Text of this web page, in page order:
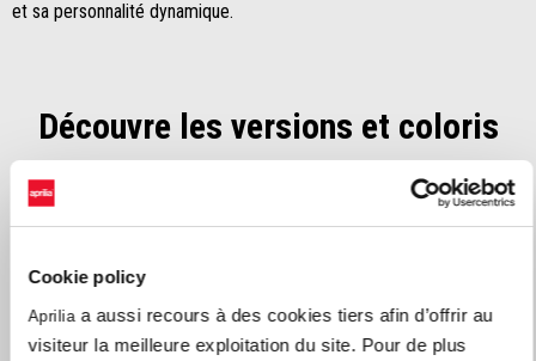
Cookie policy
Aprilia a aussi recours à des cookies tiers afin d’offrir au
visiteur la meilleure exploitation du site. Pour de plus
et sa personnalité dynamique.
Découvre les versions et coloris